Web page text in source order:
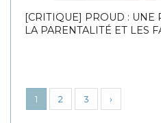
[CRITIQUE] PROUD : UNE
LA PARENTALITÉ ET LES
1 2 3 ›